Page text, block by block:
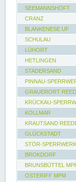
SEEMANNSHÖFT
CRANZ
BLANKENESE UF
SCHULAU
LÜHORT
HETLINGEN
STADERSAND
PINNAU-
GRAUERORT
KRÜCKAU-
KOLLMAR
KRAUTSAND
GLÜCKSTADT
STÖR-
BROKDORF
BRUNSBÜTTEL
OSTERIFF MPM